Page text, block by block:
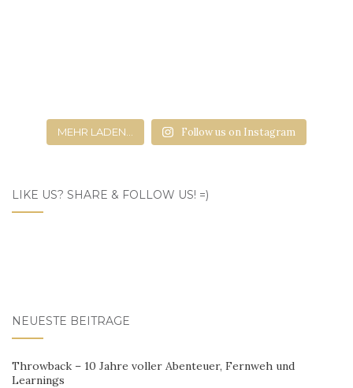
MEHR LADEN... Follow us on Instagram
LIKE US? SHARE & FOLLOW US! =)
NEUESTE BEITRÄGE
Throwback – 10 Jahre voller Abenteuer, Fernweh und
Learnings